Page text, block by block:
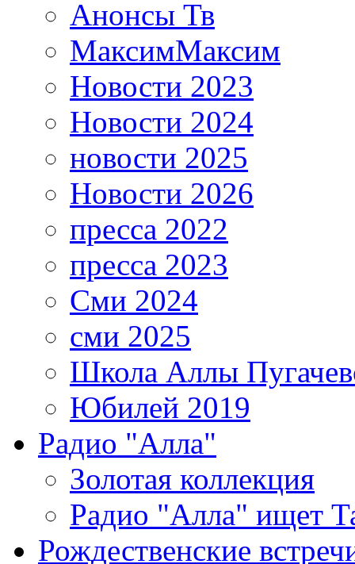
Анонсы Тв
МаксимМаксим
Новости 2023
Новости 2024
новости 2025
Новости 2026
пресса 2022
пресса 2023
Сми 2024
сми 2025
Школа Аллы
Юбилей 2019
Радио "Алла"
Золотая коллекция
Радио "Алла" ищет
Рождественские